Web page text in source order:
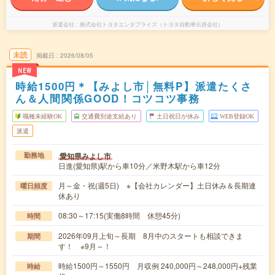
派遣会社 株式会社トヨタエンタプライズ（トヨタ自動車出資会社）
未読
NEW
掲載日 2026/08/05
時給1500円＊【みよし市│無料P】派遣たくさ
ん＆人間関係GOOD！コツコツ事務
職種未経験OK 交通費別途支給あり 土日祝日が休み WEB登録OK
派遣
勤務地 愛知県みよし市
日進(愛知県)駅から車10分／米野木駅から車12分
曜日頻度
月～金・祝(週5日) ※【会社カレンダー】土日休み＆長期連
休あり
時間 08:30～17:15(実働8時間 休憩45分)
期間
2026年09月上旬～長期 8月中のスタートも相談できま
す！ ※9月～！
時給
時給1500円～1550円 月収例 240,000円～248,000円+残業